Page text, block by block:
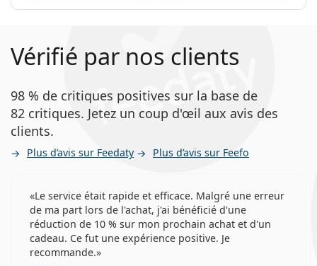
Vérifié par nos clients
98 % de critiques positives sur la base de
82 critiques. Jetez un coup d'œil aux avis des
clients.
Plus d’avis sur Feedaty Plus d’avis sur Feefo
Le service était rapide et efficace. Malgré une erreur
de ma part lors de l'achat, j'ai bénéficié d'une
réduction de 10 % sur mon prochain achat et d'un
cadeau. Ce fut une expérience positive. Je
recommande.